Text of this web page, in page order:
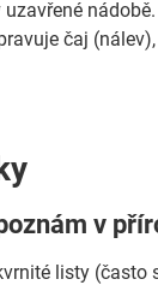
čaj
v
listy